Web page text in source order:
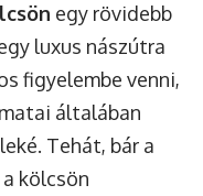
egy rövidebb
luxus nászútra
figyelembe venni,
általában
Tehát, bár a
kölcsön